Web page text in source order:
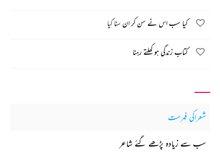
کیا سب اس نے سن کر ان سنا کیا
کتاب زندگی ہو کھلتے رہنا
شعراکی فہرست
سب سے زیادہ پڑھے گئے شاعر